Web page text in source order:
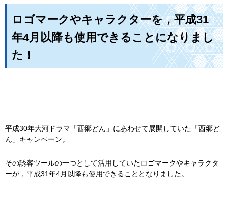
ロゴマークやキャラクターを，平成31
年4月以降も使用できることになりまし
た！
平成30年大河ドラマ「西郷どん」にあわせて展開していた「西郷ど
ん」キャンペーン。
その誘客ツールの一つとして活用していたロゴマークやキャラクタ
ーが，平成31年4月以降も使用できることとなりました。